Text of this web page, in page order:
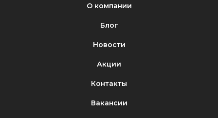
О компании
Блог
Новости
Акции
Контакты
Вакансии